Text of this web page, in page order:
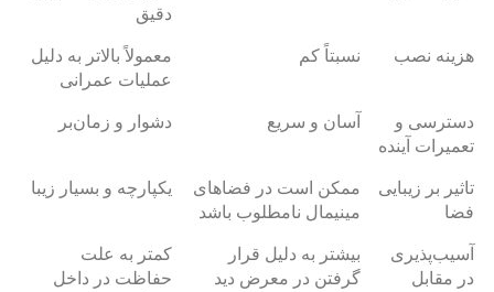
دقیق
هزینه نصب نسبتاً کم
معمولاً بالاتر به دلیل
عملیات عمرانی
دسترسی و
تعمیرات آینده
آسان و سریع دشوار و زمان‌بر
تاثیر بر زیبایی
فضا
ممکن است در فضاهای
مینیمال نامطلوب باشد
یکپارچه و بسیار زیبا
آسیب‌پذیری
در مقابل
بیشتر به دلیل قرار
گرفتن در معرض دید
کمتر به علت
حفاظت در داخل